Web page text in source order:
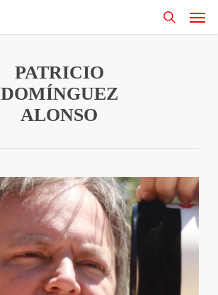
search
Menu
PATRICIO
DOMÍNGUEZ
ALONSO